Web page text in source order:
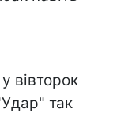
вівторок
так